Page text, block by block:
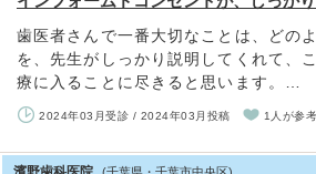
歯医者さんで一番大切なことは、どの
を、先生がしっかり説明してくれて、
療に入ることに尽きると思います。…
2024年03月受診 / 2024年03月投稿 1人が参